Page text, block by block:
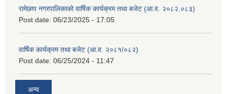
रामेछाप नगरपालिकाको वार्षिक कार्यक्रम तथा बजेट (आ.व. २०८२.०८३)
Post date: 06/23/2025 - 17:05
वार्षिक कार्यक्रम तथा बजेट (आ.व. २०८१/०८२)
Post date: 06/25/2024 - 11:47
अन्य